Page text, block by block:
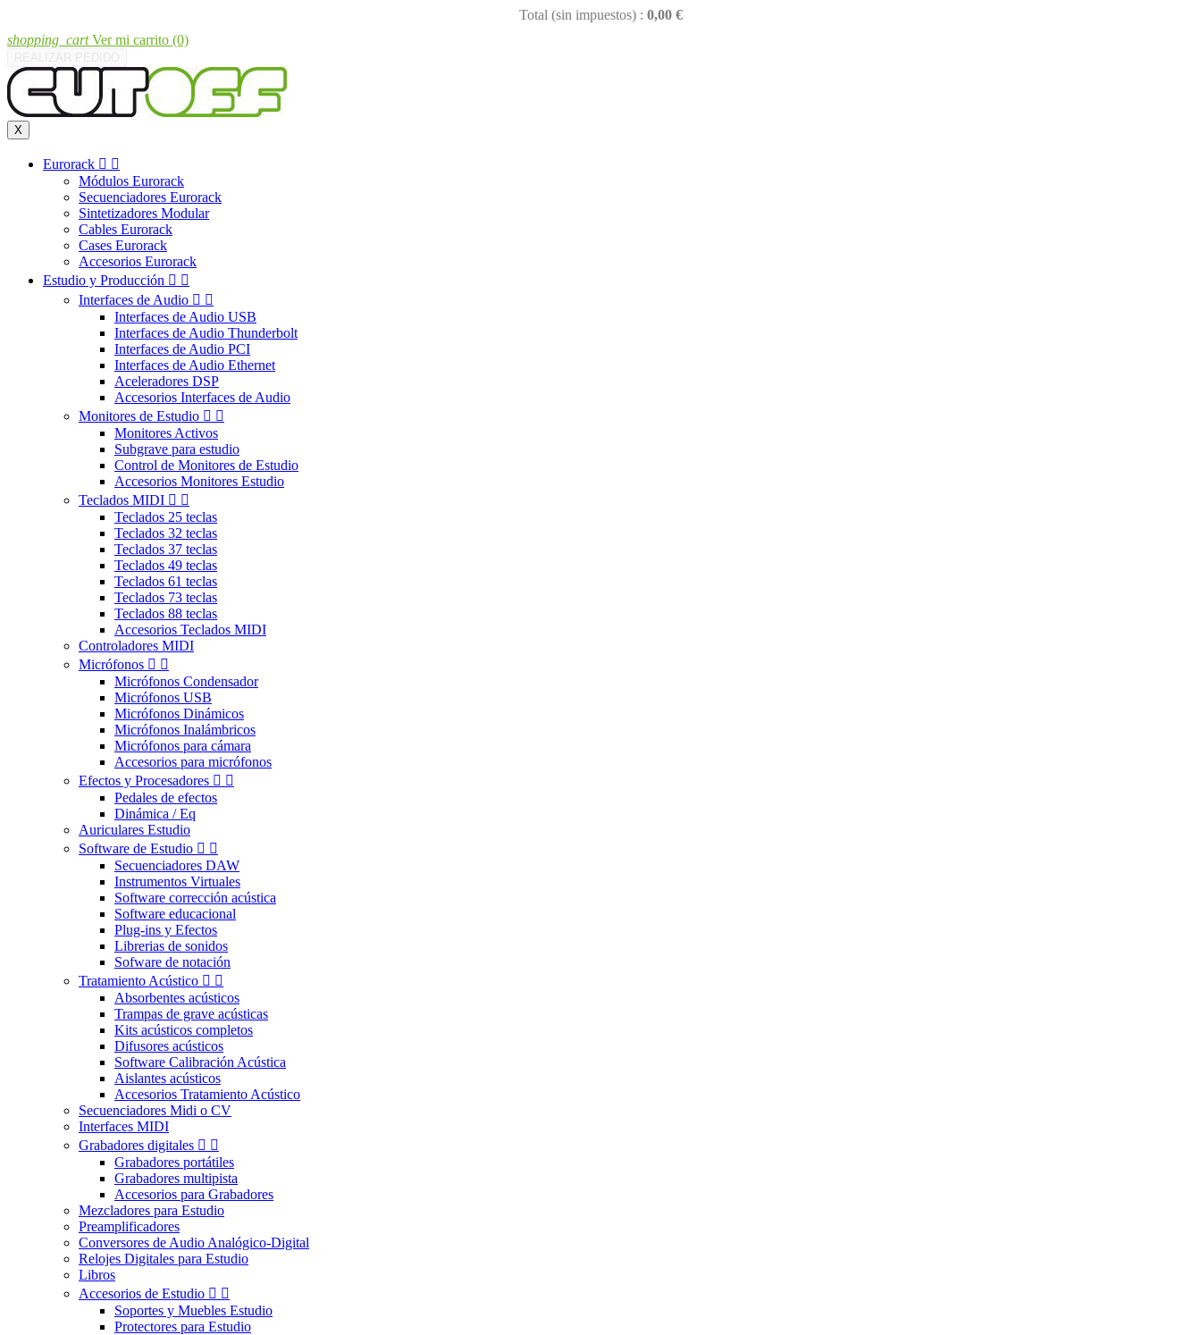
Total (sin impuestos) : 0,00 €
shopping_cart Ver mi carrito (0)
X
Eurorack  
Módulos Eurorack
Secuenciadores Eurorack
Sintetizadores Modular
Cables Eurorack
Cases Eurorack
Accesorios Eurorack
Estudio y Producción  
Interfaces de Audio  
Interfaces de Audio USB
Interfaces de Audio Thunderbolt
Interfaces de Audio PCI
Interfaces de Audio Ethernet
Aceleradores DSP
Accesorios Interfaces de Audio
Monitores de Estudio  
Monitores Activos
Subgrave para estudio
Control de Monitores de Estudio
Accesorios Monitores Estudio
Teclados MIDI  
Teclados 25 teclas
Teclados 32 teclas
Teclados 37 teclas
Teclados 49 teclas
Teclados 61 teclas
Teclados 73 teclas
Teclados 88 teclas
Accesorios Teclados MIDI
Controladores MIDI
Micrófonos  
Micrófonos Condensador
Micrófonos USB
Micrófonos Dinámicos
Micrófonos Inalámbricos
Micrófonos para cámara
Accesorios para micrófonos
Efectos y Procesadores  
Pedales de efectos
Dinámica / Eq
Auriculares Estudio
Software de Estudio  
Secuenciadores DAW
Instrumentos Virtuales
Software corrección acústica
Software educacional
Plug-ins y Efectos
Librerias de sonidos
Sofware de notación
Tratamiento Acústico  
Absorbentes acústicos
Trampas de grave acústicas
Kits acústicos completos
Difusores acústicos
Software Calibración Acústica
Aislantes acústicos
Accesorios Tratamiento Acústico
Secuenciadores Midi o CV
Interfaces MIDI
Grabadores digitales  
Grabadores portátiles
Grabadores multipista
Accesorios para Grabadores
Mezcladores para Estudio
Preamplificadores
Conversores de Audio Analógico-Digital
Relojes Digitales para Estudio
Libros
Accesorios de Estudio  
Soportes y Muebles Estudio
Protectores para Estudio